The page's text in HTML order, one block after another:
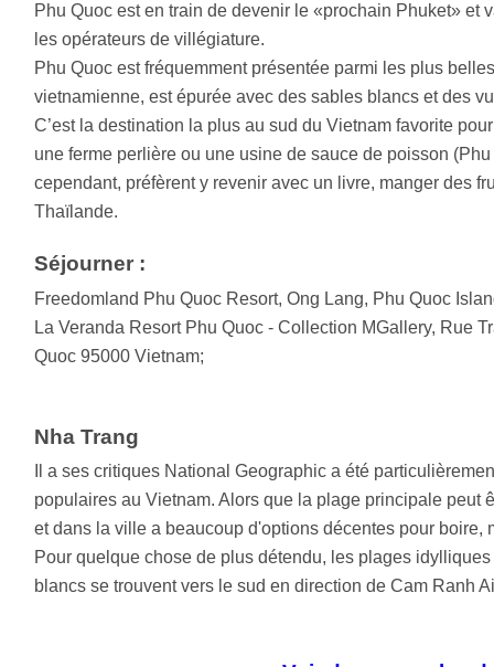
Phu Quoc est en train de devenir le «prochain Phuket» et
les opérateurs de villégiature.
Phu Quoc est fréquemment présentée parmi les plus
vietnamienne, est épurée avec des sables blancs et des
C’est la destination la plus au sud du Vietnam favorite
une ferme perlière ou une usine de sauce de poisson
cependant, préfèrent y revenir avec un livre, manger des
Thaïlande.
Séjourner :
Freedomland Phu Quoc Resort, Ong Lang, Phu Quoc
La Veranda Resort Phu Quoc - Collection MGallery, Rue
Quoc 95000 Vietnam;
Nha Trang
Il a ses critiques National Geographic a été
populaires au Vietnam. Alors que la plage principale
et dans la ville a beaucoup d'options décentes pour boire,
Pour quelque chose de plus détendu, les plages
blancs se trouvent vers le sud en direction de Cam Ranh